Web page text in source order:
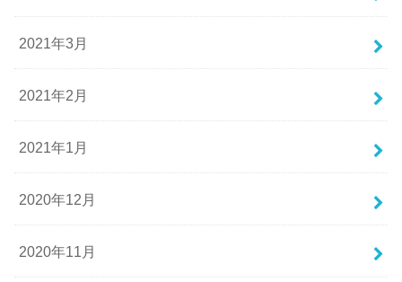
2021年3月
2021年2月
2021年1月
2020年12月
2020年11月